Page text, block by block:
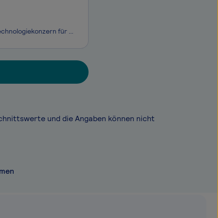
Die börsennotierte Rheinmetall AG mit Sitz in Düsseldorf steht als integrierter Technologiekonzern für ein ebenso substanzstarkes wie international erfolgreiches Unternehmen. Als domänenübergreifendes Systemhaus der Sicherheits- und Verteidigungsindustrie bieten wir ein innovatives Produkt- und Leis
und die Angaben können nicht